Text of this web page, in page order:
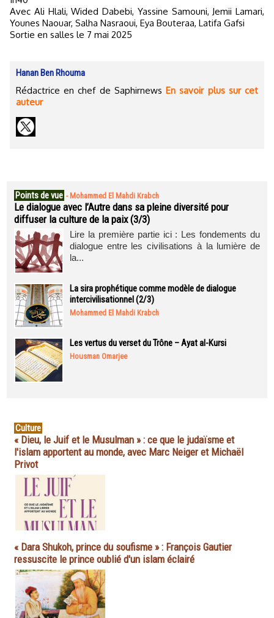
Avec Ali Hlali, Wided Dabebi, Yassine Samouni, Jemii Lamari,
Younes Naouar, Salha Nasraoui, Eya Bouteraa, Latifa Gafsi
Sortie en salles le 7 mai 2025
Hanan Ben Rhouma
Rédactrice en chef de Saphirnews En savoir plus sur cet
auteur
Points de vue - Mohammed El Mahdi Krabch
Le dialogue avec l’Autre dans sa pleine diversité pour
diffuser la culture de la paix (3/3)
Lire la première partie ici : Les fondements du
dialogue entre les civilisations à la lumière de
la...
La sira prophétique comme modèle de dialogue
intercivilisationnel (2/3)
Mohammed El Mahdi Krabch
Les vertus du verset du Trône – Ayat al-Kursi
Housman Omarjee
Culture
« Dieu, le Juif et le Musulman » : ce que le judaïsme et
l'islam apportent au monde, avec Marc Neiger et Michaël
Privot
« Dara Shukoh, prince du soufisme » : François Gautier
ressuscite le prince oublié d'un islam éclairé